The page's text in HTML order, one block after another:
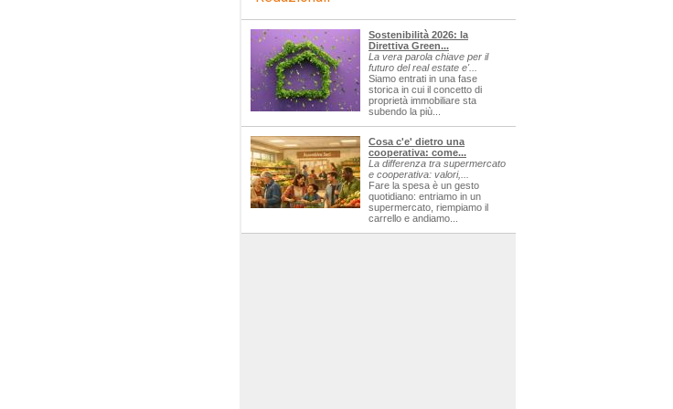
Sostenibilità 2026: la
Direttiva Green...
La vera parola chiave per il
futuro del real estate e'...
Siamo entrati in una fase
storica in cui il concetto di
proprietà immobiliare sta
subendo la più...
Cosa c'e' dietro una
cooperativa: come...
La differenza tra supermercato
e cooperativa: valori,...
Fare la spesa è un gesto
quotidiano: entriamo in un
supermercato, riempiamo il
carrello e andiamo...